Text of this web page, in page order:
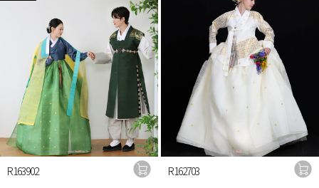
R163902 R162703